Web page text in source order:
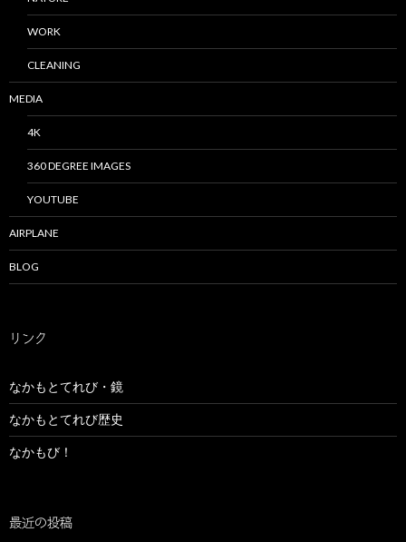
WORK
CLEANING
MEDIA
4K
360 DEGREE IMAGES
YOUTUBE
AIRPLANE
BLOG
リンク
なかもとてれび・鏡
なかもとてれび歴史
なかもび！
最近の投稿